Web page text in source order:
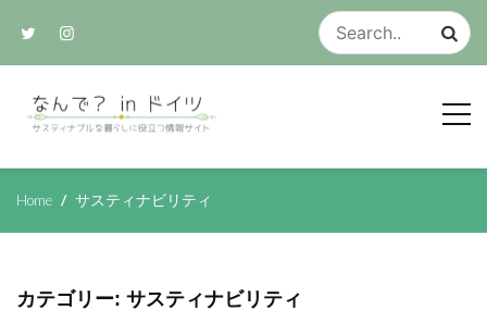
なんで？ in ド
サスティナブルな生活のアイデア集
Home サスティナビリティ
カテゴリー: サスティナビリティ